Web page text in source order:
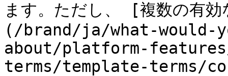
ます。ただし、 [複数の有
(/brand/ja/what-
about/platform-
terms/template-terms/